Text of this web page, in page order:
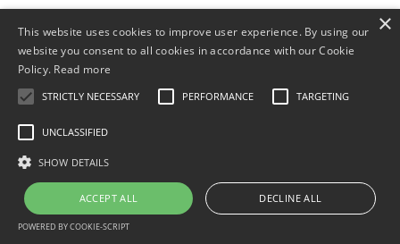
×
This website uses cookies to improve user experience. By using our
website you consent to all cookies in accordance with our Cookie
Policy. Read more
STRICTLY NECESSARY PERFORMANCE TARGETING
UNCLASSIFIED
SHOW DETAILS
ACCEPT ALL DECLINE ALL
POWERED BY COOKIE-SCRIPT